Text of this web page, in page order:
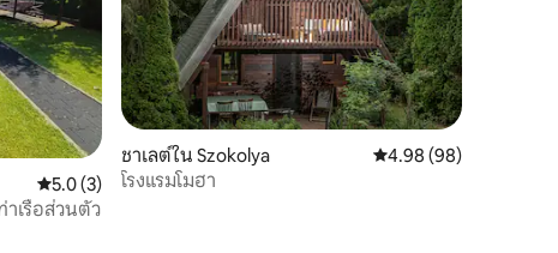
คะแนนเฉลี่ย 5.0 จาก 5, 3 รีวิว
5.0 (3)
าเรือส่วนตัว
ชาเลต์ใน Szokolya คะแนนเฉลี่ย 4.98 จาก
4.98 (98)
โรงแรมโมฮา